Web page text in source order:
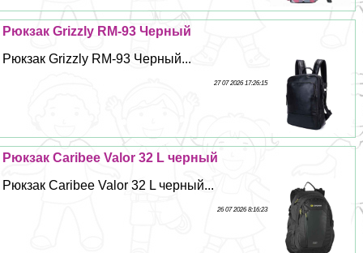
Рюкзак Grizzly RM-93 Черный
Рюкзак Grizzly RM-93 Черный...
27 07 2026 17:26:15
Рюкзак Caribee Valor 32 L черный
Рюкзак Caribee Valor 32 L черный...
26 07 2026 8:16:23